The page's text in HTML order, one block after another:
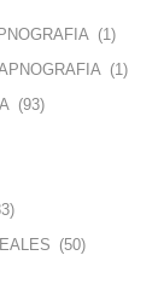
(1)
(1)
(93)
(50)